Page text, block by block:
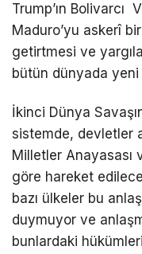
Trump’ın Bolivarcı
Maduro’yu askerî
getirtmesi ve
bütün dünyada yeni
İkinci Dünya
sistemde, devletler
Milletler Anayasası
göre hareket
bazı ülkeler bu
duymuyor ve
bunlardaki